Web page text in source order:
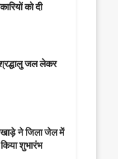
को दी
जल लेकर
ने जिला जेल में
शुभारंभ